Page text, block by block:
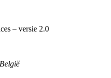
– versie 2.0
België